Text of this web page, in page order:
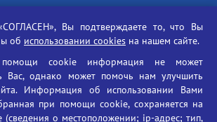
услуг
информационной безопасности
прокуратура РФ
Вы подтверждаете то, что Вы
об использовании cookies на нашем сайте.
cookie информация не может
Вас, однако может помочь нам улучшить
Информация об использовании Вами
при помощи cookie, сохраняется на
о местоположении; ip-адрес; тип,